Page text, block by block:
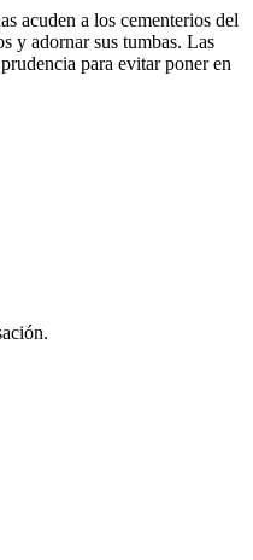
acuden a los cementerios del
y adornar sus tumbas. Las
para evitar poner en